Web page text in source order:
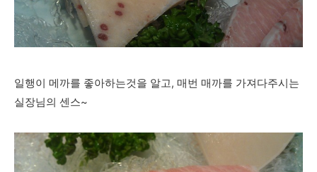
일행이 메까를 좋아하는것을 알고, 매번 매까를 가져다주시는
실장님의 센스~